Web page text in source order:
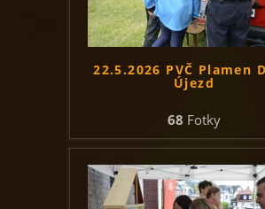
22.5.2026 PVČ Plamen
Újezd
68 Fotky